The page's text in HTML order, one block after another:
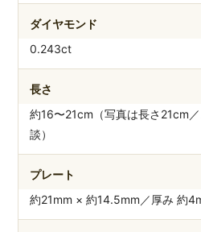
ダイヤモンド
0.243ct
長さ
約16〜21cm（写真は長さ21cm
談）
プレート
約21mm × 約14.5mm／厚み 約